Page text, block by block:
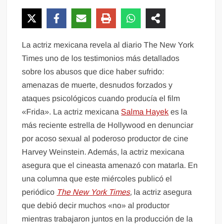
La actriz mexicana revela al diario The New York
Times uno de los testimonios más detallados
sobre los abusos que dice haber sufrido:
amenazas de muerte, desnudos forzados y
ataques psicológicos cuando producía el film
«Frida». La actriz mexicana Salma Hayek es la
más reciente estrella de Hollywood en denunciar
por acoso sexual al poderoso productor de cine
Harvey Weinstein. Además, la actriz mexicana
asegura que el cineasta amenazó con matarla. En
una columna que este miércoles publicó el
periódico The New York Times, la actriz asegura
que debió decir muchos «no» al productor
mientras trabajaron juntos en la producción de la